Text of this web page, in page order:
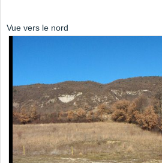
Vue vers le nord